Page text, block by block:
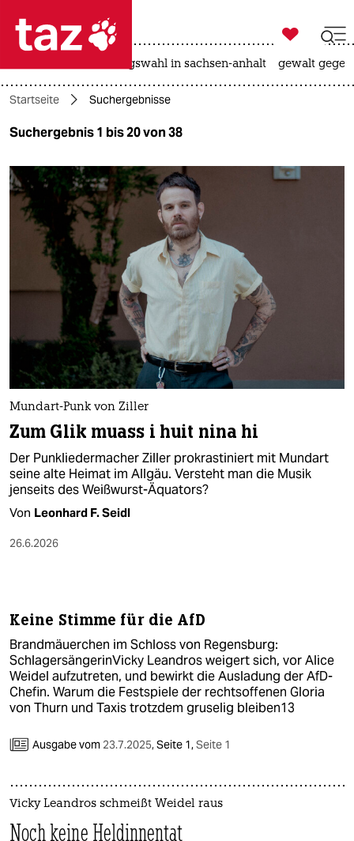
 taz zahl ich
taz zahl ich
themen
politik
öko
gesellschaft
kultur
nord
wahrheit
verlag
verlag
unterstützen
abo
genossenschaft
epaper login

taz zahl ich
landtagswahl in sachsen-anhalt gewalt
Startseite Suchergebnisse
Suchergebnis 1 bis 20 von 38
Mundart-Punk von Ziller
Zum Glik muass i huit nina hi
Der Punkliedermacher Ziller prokrastiniert mit Mundart
seine alte Heimat im Allgäu. Versteht man die Musik
jenseits des Weißwurst-Äquators?
Von Leonhard F. Seidl
26.6.2026
Keine Stimme für die AfD
Brandmäuerchen im Schloss von Regensburg:
SchlagersängerinVicky Leandros weigert sich, vor Alice
Weidel aufzutreten, und bewirkt die Ausladung der AfD-
Chefin. Warum die Festspiele der rechtsoffenen Gloria
von Thurn und Taxis trotzdem gruselig bleiben13
Ausgabe vom 23.7.2025,Seite 1,Seite 1
Vicky Leandros schmeißt Weidel raus
Noch keine Heldinnentat